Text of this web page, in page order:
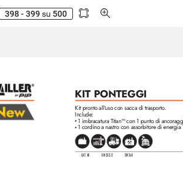
398 - 399 su 500
Kit pronto all'uso con sacca di trasporto.
Include:
• 1 imbracatura Titan™ con 1 punto di
• 1 cordino a nastro con assorbitore di energia
CAT. III EN 353-2 EN 361
KIT PONTEGGI